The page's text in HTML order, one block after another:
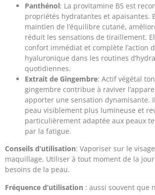
Panthénol: La provitamine B5 est
propriétés hydratantes et apaisantes.
maintien de l’équilibre cutané,
réduit les sensations de tiraillement.
confort immédiat et complète l’action
hyaluronique dans les routines
quotidiennes.
Extrait de Gingembre: Actif végétal
gingembre contribue à raviver
apporter une sensation dynamisante.
peau visiblement plus lumineuse et
particulièrement adaptée aux peaux
par la fatigue.
Conseils d’utilisation: Vaporiser sur le
maquillage. Utiliser à tout moment de la
besoins de la peau.
Fréquence d’utilisation : aussi souvent que